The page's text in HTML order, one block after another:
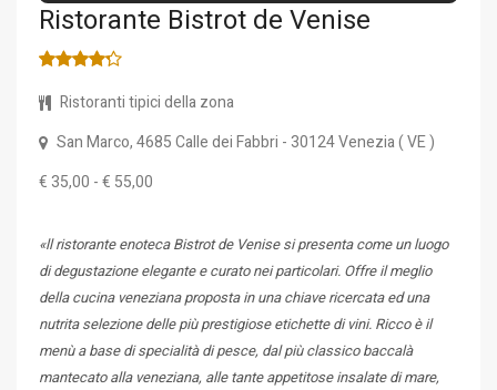
Ristorante Bistrot de Venise
Ristoranti tipici della zona
San Marco, 4685 Calle dei Fabbri - 30124Venezia(VE)
€ 35,00 - € 55,00
«ll ristorante enoteca Bistrot de Venise si presenta come un luogo
di degustazione elegante e curato nei particolari. Offre il meglio
della cucina veneziana proposta in una chiave ricercata ed una
nutrita selezione delle più prestigiose etichette di vini. Ricco è il
menù a base di specialità di pesce, dal più classico baccalà
mantecato alla veneziana, alle tante appetitose insalate di mare,